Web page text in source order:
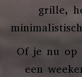
grille,
Of je nu op
een